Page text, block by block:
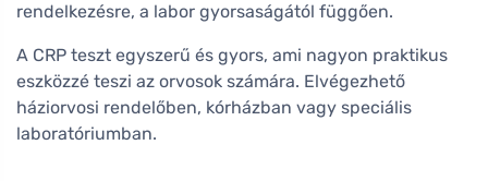
rendelkezésre, a labor gyorsaságától függően.
A CRP teszt egyszerű és gyors, ami nagyon praktikus
eszközzé teszi az orvosok számára. Elvégezhető
háziorvosi rendelőben, kórházban vagy speciális
laboratóriumban.